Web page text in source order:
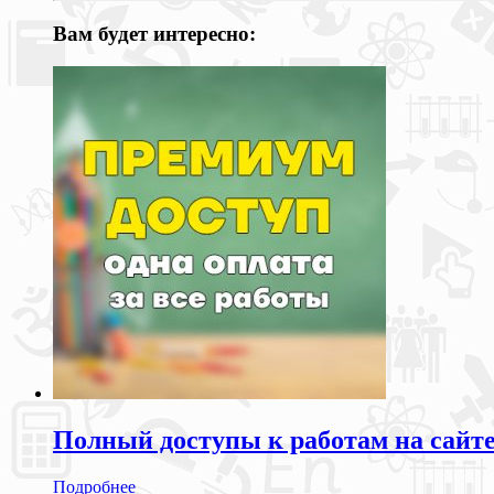
Вам будет интересно:
Полный доступы к работам на
Подробнее